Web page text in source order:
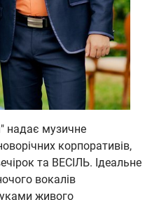
надає музичне
корпоративів,
та ВЕСІЛЬ. Ідеальне
вокалів
живого